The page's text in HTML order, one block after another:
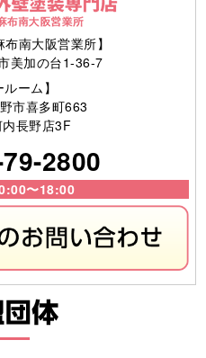
南大阪営業所】
美加の台1-36-7
ルーム】
市喜多町663
長野店3F
2800
〜18:00